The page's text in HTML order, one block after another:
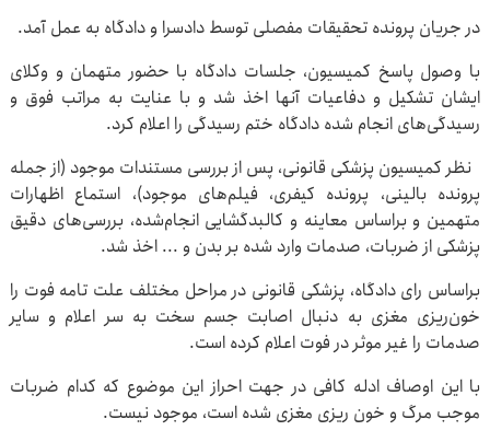
در جریان پرونده تحقیقات مفصلی توسط دادسرا و دادگاه به عمل آمد.
با وصول پاسخ کمیسیون، جلسات دادگاه با حضور متهمان و وکلای
ایشان تشکیل و دفاعیات آنها اخذ شد و با عنایت به مراتب فوق و
رسیدگی‌های انجام شده دادگاه ختم رسیدگی را اعلام کرد.
نظر کمیسیون پزشکی قانونی، پس از بررسی مستندات موجود (از جمله
پرونده بالینی، پرونده کیفری، فیلم‌های موجود)، استماع اظهارات
متهمین و براساس معاینه و کالبدگشایی انجام‌شده، بررسی‌های دقیق
پزشکی از ضربات، صدمات وارد شده بر بدن و ... اخذ شد.
براساس رای دادگاه، پزشکی قانونی در مراحل مختلف علت تامه فوت را
خون‌ریزی مغزی به دنبال اصابت جسم سخت به سر اعلام و سایر
صدمات را غیر موثر در فوت اعلام کرده است.
با این اوصاف ادله کافی در جهت احراز این موضوع که کدام ضربات
موجب مرگ و خون ریزی مغزی شده است، موجود نیست.